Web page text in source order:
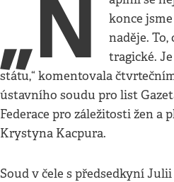
„N
konce
naděje. To,
tragické.
státu,“ komentovala
ústavního soudu pro list
Federace pro záležitosti žen a
Krystyna Kacpura.
Soud v čele s předsedkyní Julii